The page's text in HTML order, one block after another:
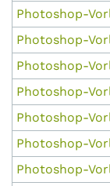
Photoshop-
Photoshop-
Photoshop-
Photoshop-
Photoshop-
Photoshop-
Photoshop-